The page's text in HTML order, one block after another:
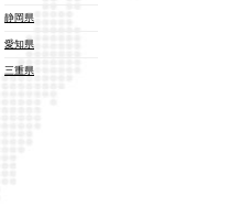
静岡県
愛知県
三重県